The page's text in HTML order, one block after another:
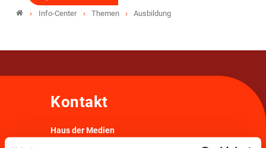
Info-Center Themen Ausbildung
Kontakt
Haus der Medien